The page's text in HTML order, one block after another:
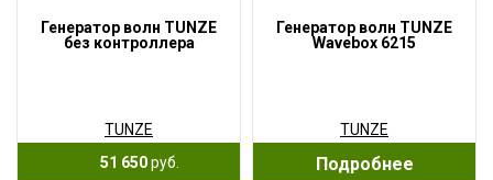
Генератор волн TUNZE
без контроллера
TUNZE
51 650руб.
Генератор волн TUNZE
Wavebox 6215
TUNZE
Подробнее